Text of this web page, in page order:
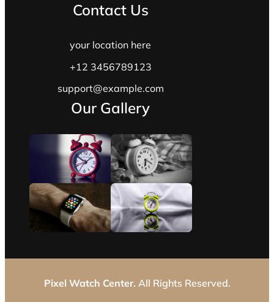
Contact Us
your location here
+12 3456789123
support@example.com
Our Gallery
Pixel Watch Center. All Rights Reserved.